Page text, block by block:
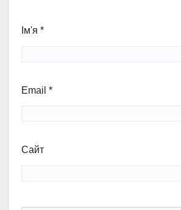
Ім'я *
Email *
Сайт